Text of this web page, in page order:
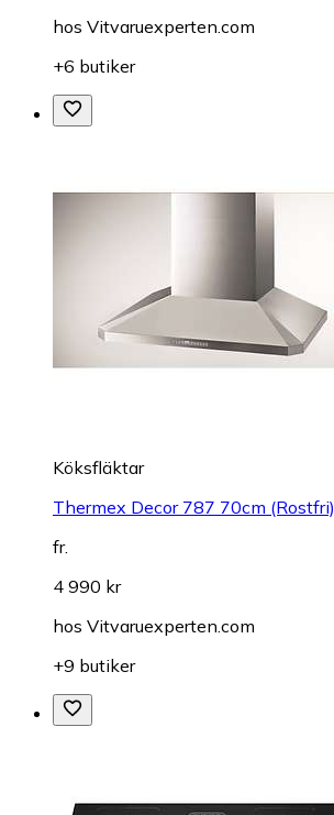
hos Vitvaruexperten.com
+6 butiker
Köksfläktar
Thermex Decor 787 70cm (Rostfri)
fr.
4 990 kr
hos Vitvaruexperten.com
+9 butiker